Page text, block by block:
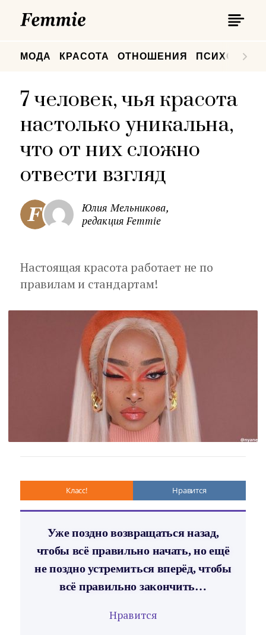
МОДА КРАСОТА ОТНОШЕНИЯ
7 человек, чья красота
настолько уникальна,
что от них сложно
отвести взгляд
Юлия Мельникова,
редакция Femmie
Настоящая красота работает не по
правилам и стандартам!
Класс! Нравится
Уже поздно возвращаться назад,
чтобы всё правильно начать, но ещё
не поздно устремиться вперёд, чтобы
всё правильно закончить…
Нравится